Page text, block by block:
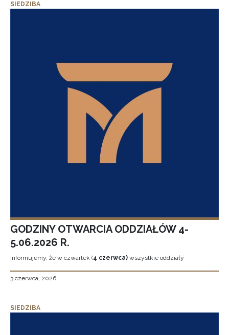
SIEDZIBA
GODZINY OTWARCIA ODDZIAŁÓW 4-
5.06.2026 R.
Informujemy, że w czwartek (4 czerwca) wszystkie oddziały
3 czerwca, 2026
SIEDZIBA